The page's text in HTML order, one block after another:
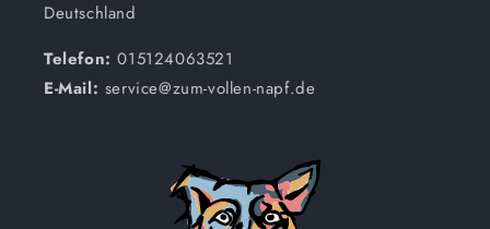
Deutschland
Telefon:015124063521
E-Mail: service@zum-vollen-napf.de